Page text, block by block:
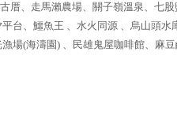
厝、走馬瀨農場、關子嶺溫泉、七
台、鱷魚王 、水火同源 、烏山頭水
場(海濤園) 、民雄鬼屋咖啡館、麻